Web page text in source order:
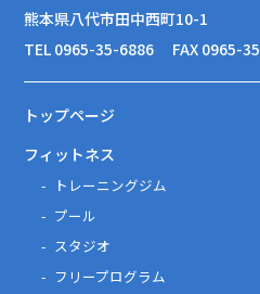
熊本県八代市田中西町10-1
TEL 0965-35-6886
FAX 0965-
トップページ
フィットネス
トレーニングジム
プール
スタジオ
フリープログラム